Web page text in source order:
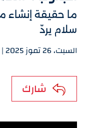
ما حقيقة إنشاء
سلام يردّ
السبت، 26 تموز 2025 | المصدر : REDTV
شارك